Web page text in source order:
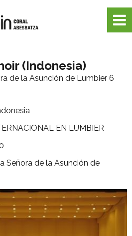
(Indonesia)
de la Asunción de Lumbier 6
EN LUMBIER
Señora de la Asunción de